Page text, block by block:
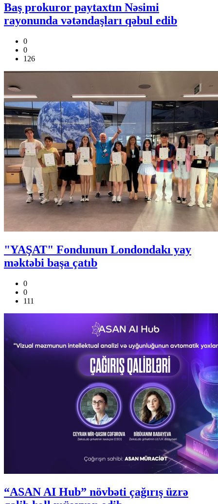
Baş prokuror paytaxtın Nəsimi
rayonunda vətəndaşları qəbul edib
0
0
126
"YAŞAT" Fondunun Londondakı yay
məktəbi başa çatıb
0
0
111
“ASAN AI Hub” növbəti çağırış üzrə